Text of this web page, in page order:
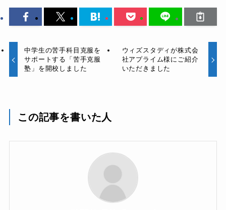
中学生の苦手科目克服を
サポートする「苦手克服
塾」を開校しました
ウィズスタディが株式会
社アプライム様にご紹介
いただきました
この記事を書いた人